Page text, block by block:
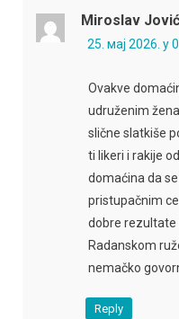
Miroslav Jović
25. мај 2026. у
Ovakve
udruženim
slične slatkiše
ti likeri i rakije
domaćina da
pristupačnim
dobre rezultate
Radanskom
nemačko
Reply